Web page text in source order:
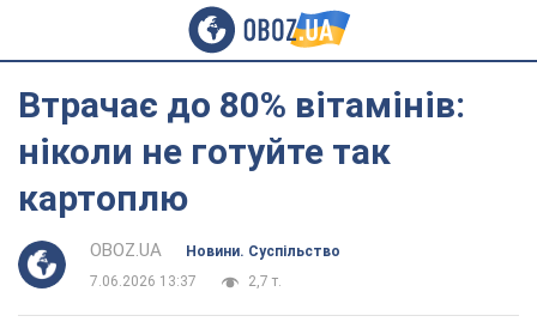
Втрачає до 80% вітамінів:
ніколи не готуйте так
картоплю
OBOZ.UA
Новини. Суспільство
7.06.2026 13:37
2,7 т.